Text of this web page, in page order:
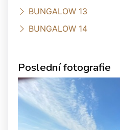
BUNGALOW 13
BUNGALOW 14
Poslední fotografie